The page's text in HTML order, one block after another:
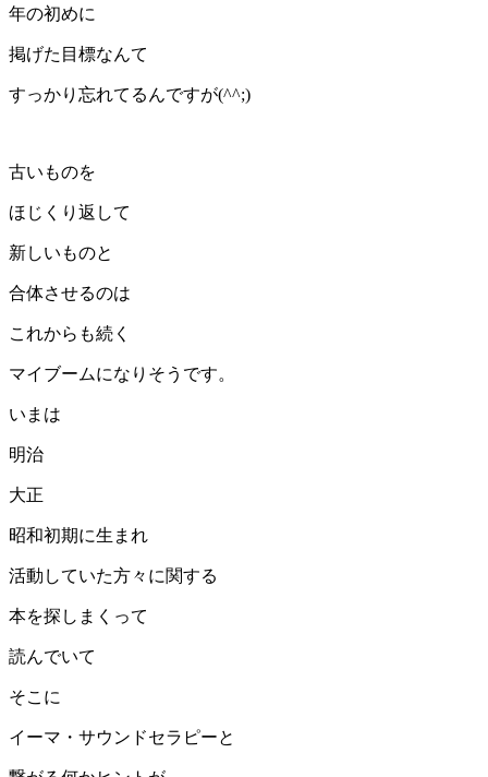
年の初めに
掲げた目標なんて
すっかり忘れてるんですが(^^;)
古いものを
ほじくり返して
新しいものと
合体させるのは
これからも続く
マイブームになりそうです。
いまは
明治
大正
昭和初期に生まれ
活動していた方々に関する
本を探しまくって
読んでいて
そこに
イーマ・サウンドセラピーと